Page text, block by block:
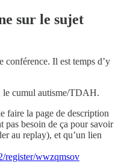
sur le sujet
conférence. Il est temps d’y
le cumul autisme/TDAH.
faire la page de description
pas besoin de ça pour savoir
au replay), et qu’un lien
register/wwzqmsov